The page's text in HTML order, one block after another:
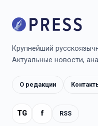
Крупнейший
Актуальные новости,
О редакции
TG f RSS